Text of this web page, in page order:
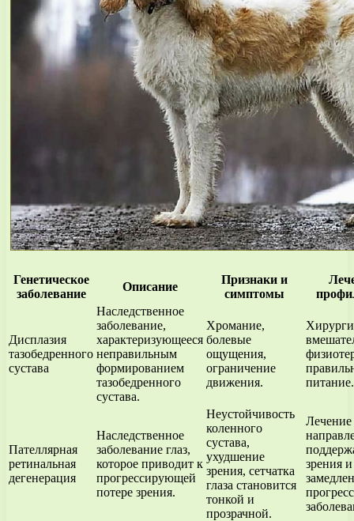
Генетическое
заболевание
Описание
Признаки и
симптомы
Дисплазия
тазобедренного
сустава
Наследственное
заболевание,
характеризующееся
неправильным
формированием
тазобедренного
сустава.
Хромание,
болевые
ощущения,
ограничение
движения.
питание.
Пателлярная
ретинальная
дегенерация
Наследственное
заболевание глаз,
которое приводит к
прогрессирующей
потере зрения.
Неустойчивость
коленного
сустава,
ухудшение
зрения, сетчатка
глаза становится
тонкой и
прозрачной.
Лечение
зрения и